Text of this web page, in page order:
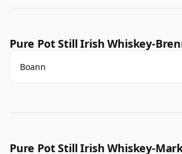
Pure Pot Still Irish Whiskey-
Boann
Pure Pot Still Irish Whiskey-